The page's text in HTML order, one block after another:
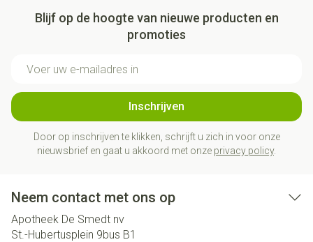
Blijf op de hoogte van nieuwe producten en
promoties
Inschrijven
Door op inschrijven te klikken, schrijft u zich in voor onze
nieuwsbrief en gaat u akkoord met onze privacy policy.
Neem contact met ons op
Apotheek De Smedt nv
St.-Hubertusplein 9bus B1